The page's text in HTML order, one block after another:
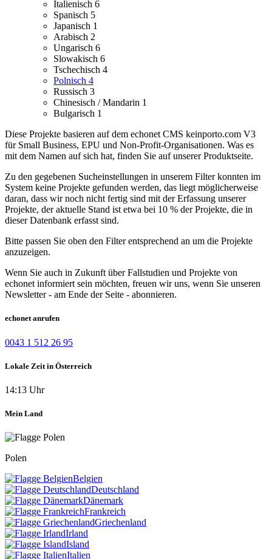
Italienisch 6
Spanisch 5
Japanisch 1
Arabisch 2
Ungarisch 6
Slowakisch 6
Tschechisch 4
Polnisch 4
Russisch 3
Chinesisch / Mandarin 1
Bulgarisch 1
Diese Projekte basieren auf dem echonet CMS keinporto.com V3
für Small Business, EPU und Non-Profit-Organisationen. Was es
mit dem Namen auf sich hat, finden Sie auf unserer Produktseite.
Zu den gegebenen Sucheinstellungen in unserem Filter konnten im
System keine Projekte gefunden werden, das liegt möglicherweise
daran, dass wir noch nicht fertig sind mit der Erfassung unserer
Projekte, der aktuelle Stand ist etwa bei 10 % der Projekte, die in
dieser Datenbank erfasst sind.
Bitte passen Sie oben den Filter entsprechend an um die Projekte
anzuzeigen.
Wenn Sie auch in Zukunft über Fallstudien und Projekte von
echonet informiert sein möchten, freuen wir uns, wenn Sie unseren
Newsletter - am Ende der Seite - abonnieren.
echonet anrufen
0043 1 512 26 95
Lokale Zeit in Österreich
14:13 Uhr
Mein Land
Polen
Belgien
Deutschland
Dänemark
Frankreich
Griechenland
Irland
Island
Italien